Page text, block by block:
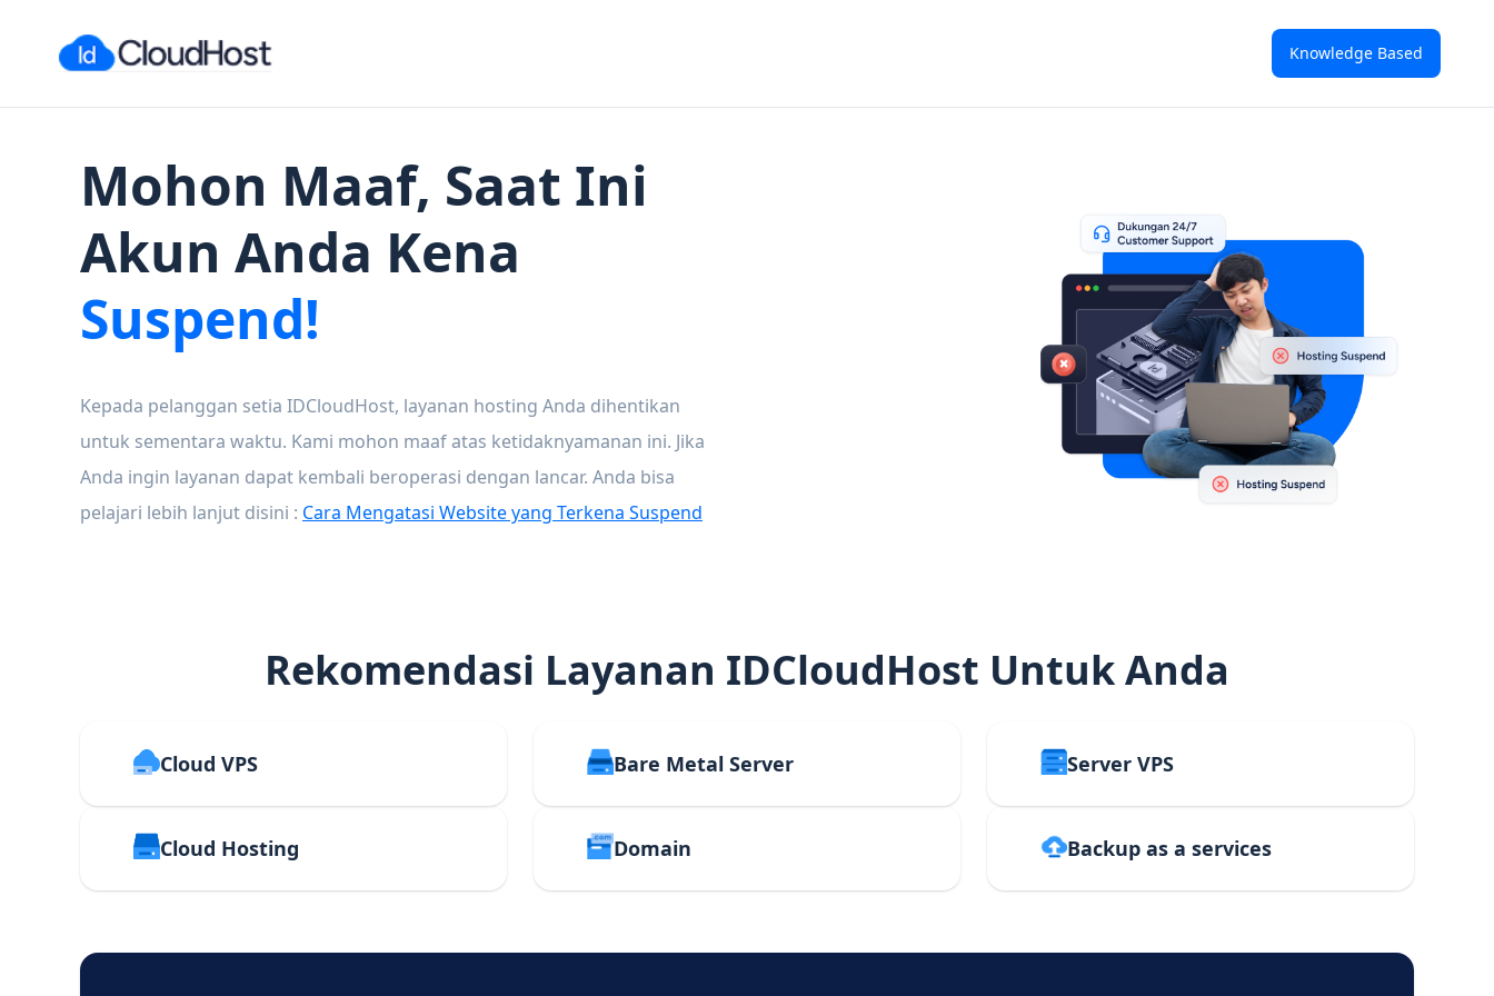
Knowledge Based
Mohon Maaf, Saat Ini
Akun Anda Kena
Suspend!
Kepada pelanggan setia IDCloudHost, layanan hosting Anda dihentikan
untuk sementara waktu. Kami mohon maaf atas ketidaknyamanan ini. Jika
Anda ingin layanan dapat kembali beroperasi dengan lancar. Anda bisa
pelajari lebih lanjut disini : Cara Mengatasi Website yang Terkena Suspend
Rekomendasi Layanan IDCloudHost Untuk Anda
Cloud VPS Bare Metal Server Server VPS
Cloud Hosting Domain Backup as a services